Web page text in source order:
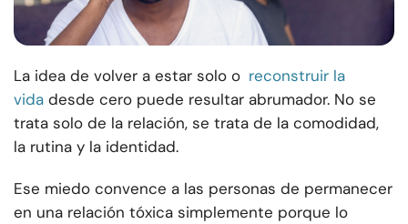
La idea de volver a estar solo o reconstruir la
vida desde cero puede resultar abrumador. No se
trata solo de la relación, se trata de la comodidad,
la rutina y la identidad.
Ese miedo convence a las personas de permanecer
en una relación tóxica simplemente porque lo